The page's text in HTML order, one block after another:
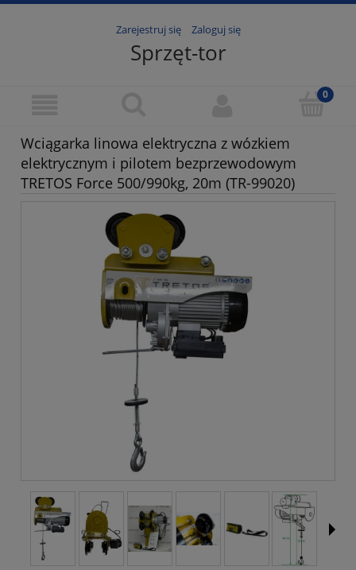
Zarejestruj się Zaloguj się
Sprzęt-tor
Wciągarka linowa elektryczna z wózkiem
elektrycznym i pilotem bezprzewodowym
TRETOS Force 500/990kg, 20m (TR-99020)